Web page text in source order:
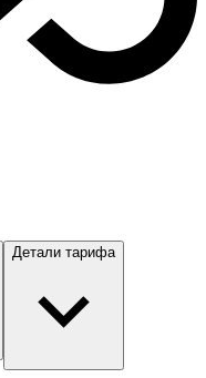
Детали тарифа